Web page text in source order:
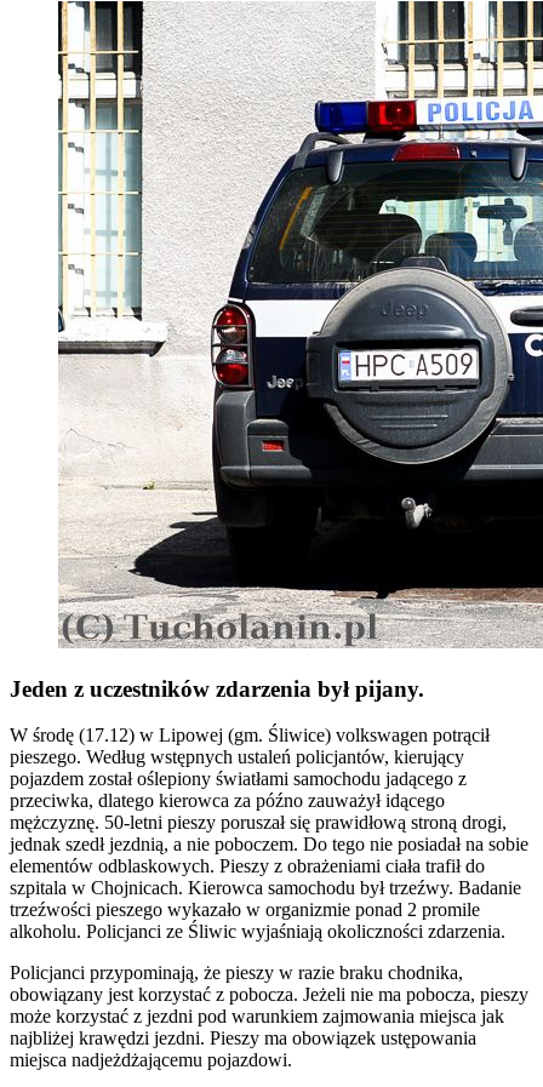
Jeden z uczestników zdarzenia był pijany.
W środę (17.12) w Lipowej (gm. Śliwice) volkswagen potrącił
pieszego. Według wstępnych ustaleń policjantów, kierujący
pojazdem został oślepiony światłami samochodu jadącego z
przeciwka, dlatego kierowca za późno zauważył idącego
mężczyznę. 50-letni pieszy poruszał się prawidłową stroną drogi,
jednak szedł jezdnią, a nie poboczem. Do tego nie posiadał na sobie
elementów odblaskowych. Pieszy z obrażeniami ciała trafił do
szpitala w Chojnicach. Kierowca samochodu był trzeźwy. Badanie
trzeźwości pieszego wykazało w organizmie ponad 2 promile
alkoholu. Policjanci ze Śliwic wyjaśniają okoliczności zdarzenia.
Policjanci przypominają, że pieszy w razie braku chodnika,
obowiązany jest korzystać z pobocza. Jeżeli nie ma pobocza, pieszy
może korzystać z jezdni pod warunkiem zajmowania miejsca jak
najbliżej krawędzi jezdni. Pieszy ma obowiązek ustępowania
miejsca nadjeżdżającemu pojazdowi.